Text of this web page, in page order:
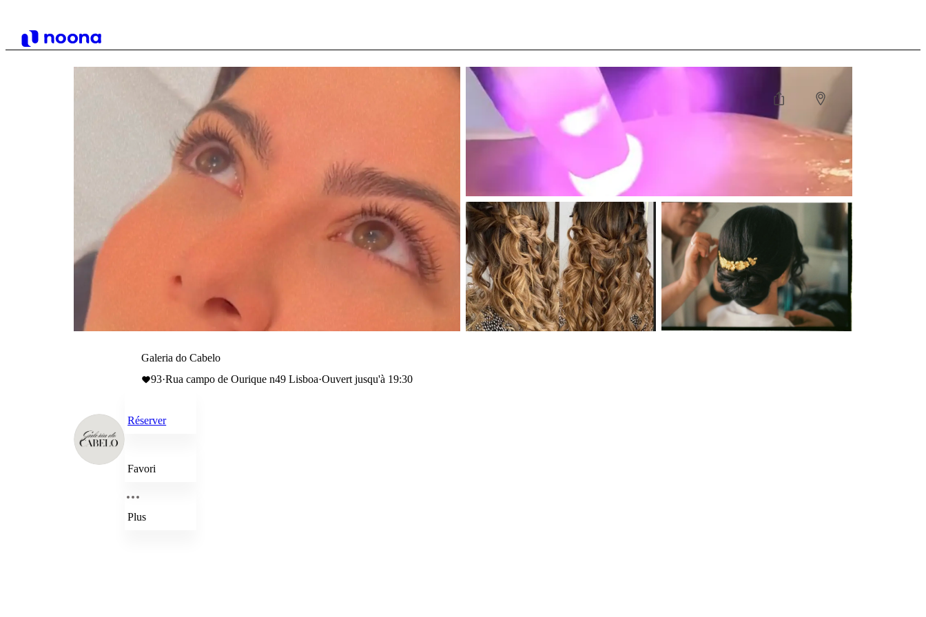
Galeria do Cabelo
93·Rua campo de Ourique n49 Lisboa·Ouvert jusqu'à 19:30
Réserver
Favori
Plus